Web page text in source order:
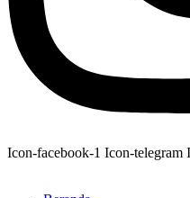
Icon-facebook-1 Icon-telegram